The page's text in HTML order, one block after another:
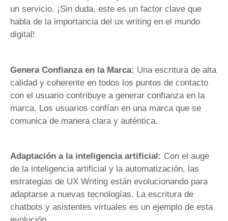
un servicio. ¡Sin duda, este es un factor clave que
habla de la importancia del ux writing en el mundo
digital!
Genera Confianza en la Marca: Una escritura de alta
calidad y coherente en todos los puntos de contacto
con el usuario contribuye a generar confianza en la
marca. Los usuarios confían en una marca que se
comunica de manera clara y auténtica.
Adaptación a la inteligencia artificial: Con el auge
de la inteligencia artificial y la automatización, las
estrategias de UX Writing están evolucionando para
adaptarse a nuevas tecnologías. La escritura de
chatbots y asistentes virtuales es un ejemplo de esta